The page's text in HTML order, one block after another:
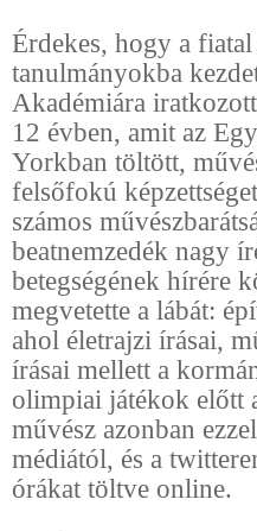
Érdekes, hogy a
tanulmányokba
Akadémiára
12 évben, amit az
Yorkban töltött,
felsőfokú
számos
beatnemzedék nagy
betegségének hírére
megvetette a lábát:
ahol életrajzi írásai,
írásai mellett a
olimpiai játékok előtt
művész azonban
médiától, és a
órákat töltve online.